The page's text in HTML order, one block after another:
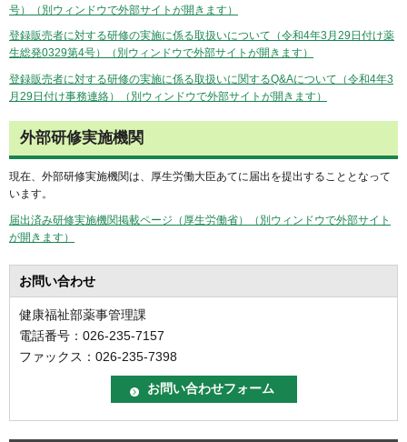
号）（別ウィンドウで外部サイトが開きます）
登録販売者に対する研修の実施に係る取扱いについて（令和4年3月29日付け薬
生総発0329第4号）（別ウィンドウで外部サイトが開きます）
登録販売者に対する研修の実施に係る取扱いに関するQ&Aについて（令和4年3
月29日付け事務連絡）（別ウィンドウで外部サイトが開きます）
外部研修実施機関
現在、外部研修実施機関は、厚生労働大臣あてに届出を提出することとなって
います。
届出済み研修実施機関掲載ページ（厚生労働省）（別ウィンドウで外部サイト
が開きます）
お問い合わせ
健康福祉部薬事管理課
電話番号：026-235-7157
ファックス：026-235-7398